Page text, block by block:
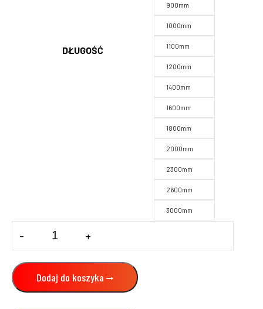
DŁUGOŚĆ
900mm
1000mm
1100mm
1200mm
1400mm
1600mm
1800mm
2000mm
2300mm
2600mm
3000mm
Grzejnik
PURMO
COMPACT,
wys.
60,
dł.
- +
Dodaj do koszyka